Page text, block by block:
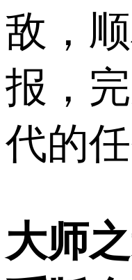
敌，
报，
代的
大师